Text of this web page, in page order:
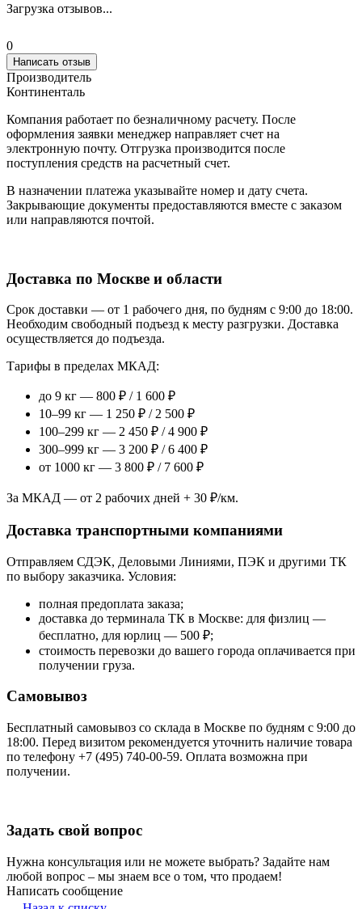
Загрузка отзывов...
0
Написать отзыв
Производитель
Континенталь
Компания работает по безналичному расчету. После
оформления заявки менеджер направляет счет на
электронную почту. Отгрузка производится после
поступления средств на расчетный счет.
В назначении платежа указывайте номер и дату счета.
Закрывающие документы предоставляются вместе с заказом
или направляются почтой.
Доставка по Москве и области
Срок доставки — от 1 рабочего дня, по будням с 9:00 до 18:00.
Необходим свободный подъезд к месту разгрузки. Доставка
осуществляется до подъезда.
Тарифы в пределах МКАД:
до 9 кг — 800 ₽ / 1 600 ₽
10–99 кг — 1 250 ₽ / 2 500 ₽
100–299 кг — 2 450 ₽ / 4 900 ₽
300–999 кг — 3 200 ₽ / 6 400 ₽
от 1000 кг — 3 800 ₽ / 7 600 ₽
За МКАД — от 2 рабочих дней + 30 ₽/км.
Доставка транспортными компаниями
Отправляем СДЭК, Деловыми Линиями, ПЭК и другими ТК
по выбору заказчика. Условия:
полная предоплата заказа;
доставка до терминала ТК в Москве: для физлиц —
бесплатно, для юрлиц — 500 ₽;
стоимость перевозки до вашего города оплачивается при
получении груза.
Самовывоз
Бесплатный самовывоз со склада в Москве по будням с 9:00 до
18:00. Перед визитом рекомендуется уточнить наличие товара
по телефону +7 (495) 740-00-59. Оплата возможна при
получении.
Задать свой вопрос
Нужна консультация или не можете выбрать? Задайте нам
любой вопрос – мы знаем все о том, что продаем!
Написать сообщение